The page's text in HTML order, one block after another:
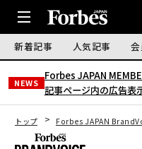
新着記事 人気記事
NEWS
Forbes JAPAN
記事ページ内の広告表
トップ Forbes JAPAN